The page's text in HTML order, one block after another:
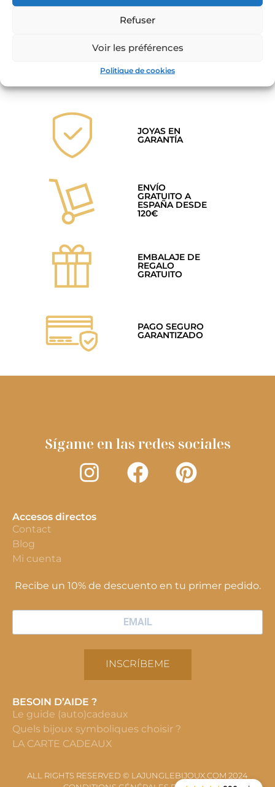
Refuser
Voir les préférences
Politique de cookies
Seleccionar opciones
JOYAS EN
GARANTÍA
ENVÍO
GRATUITO A
ESPAÑA DESDE
120€
EMBALAJE DE
REGALO
GRATUITO
PAGO SEGURO
GARANTIZADO
Sígame en las redes sociales
Accesos directos
Contact
Blog
Mi cuenta
Recibe un 10% de descuento en tu primer pedido.
INSCRÍBEME
BESOIN D’AIDE ?
Le guide (auto)cadeaux
Quels bijoux symboliques choisir ?
LA CARTE CADEAUX
ALL RIGHTS RESERVED © LAJUNGLEBIJOUX.COM 2024